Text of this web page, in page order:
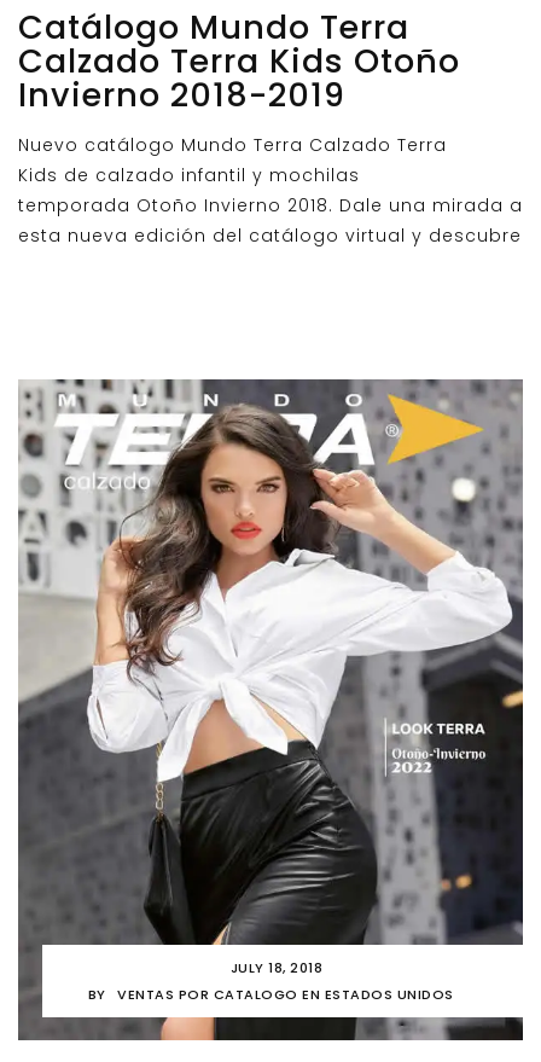
Catálogo Mundo Terra
Calzado Terra Kids Otoño
Invierno 2018-2019
Nuevo catálogo Mundo Terra Calzado Terra
Kids de calzado infantil y mochilas
temporada Otoño Invierno 2018. Dale una mirada a
esta nueva edición del catálogo virtual y descubre
JULY 18, 2018
BY
VENTAS POR CATALOGO EN ESTADOS UNIDOS